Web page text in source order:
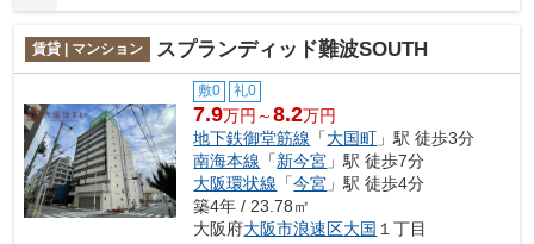
賃貸 | マンション スプランディッド難波SOUTH
敷0 礼0
7.9万円～8.2万円
地下鉄御堂筋線 「大国町 」駅 徒歩3分
南海本線 「新今宮 」駅 徒歩7分
大阪環状線 「今宮 」駅 徒歩4分
築4年 / 23.78㎡
大阪府大阪市浪速区大国 １丁目